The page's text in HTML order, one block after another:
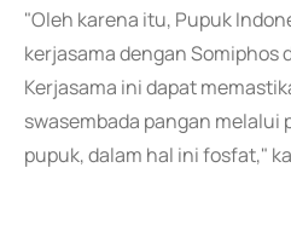
"Oleh karena itu, Pupuk
kerjasama dengan Somiphos
Kerjasama ini dapat
swasembada pangan melalui
pupuk, dalam hal ini fosfat,"